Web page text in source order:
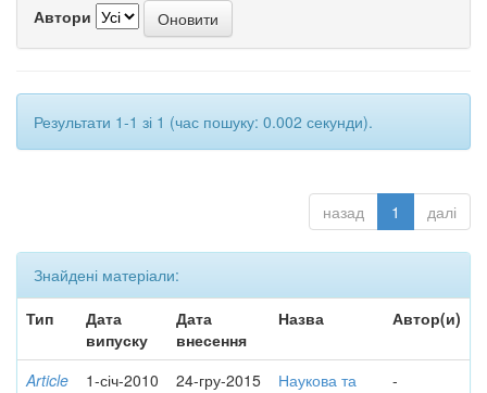
Автори
Результати 1-1 зі 1 (час пошуку: 0.002 секунди).
назад 1 далі
Знайдені матеріали:
Тип
Дата
випуску
Дата
внесення
Назва Автор(и)
Article 1-січ-2010 24-гру-2015
Наукова та
-